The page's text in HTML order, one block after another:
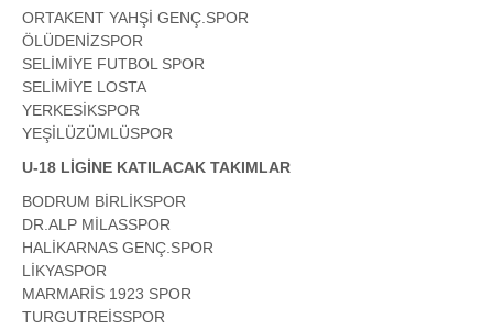
ORTAKENT YAHŞİ GENÇ.SPOR
ÖLÜDENİZSPOR
SELİMİYE FUTBOL SPOR
SELİMİYE LOSTA
YERKESİKSPOR
YEŞİLÜZÜMLÜSPOR
U-18 LİGİNE KATILACAK TAKIMLAR
BODRUM BİRLİKSPOR
DR.ALP MİLASSPOR
HALİKARNAS GENÇ.SPOR
LİKYASPOR
MARMARİS 1923 SPOR
TURGUTREİSSPOR